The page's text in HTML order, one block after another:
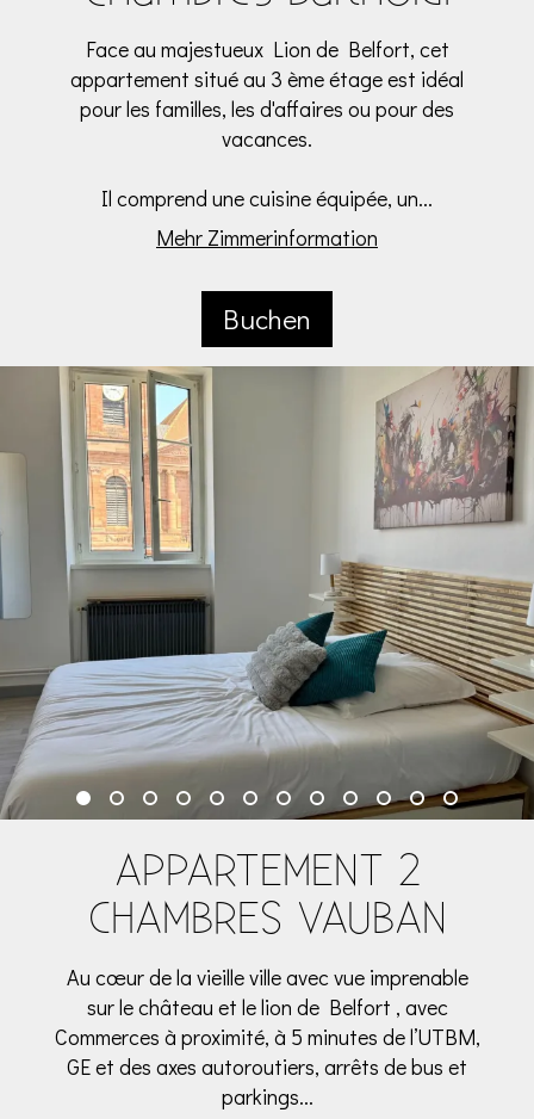
Face au majestueux Lion de Belfort, cet
appartement situé au 3 ème étage est idéal
pour les familles, les d'affaires ou pour des
vacances.
Il comprend une cuisine équipée, un...
Mehr Zimmerinformation
Buchen
APPARTEMENT 2
CHAMBRES VAUBAN
Au cœur de la vieille ville avec vue imprenable
sur le château et le lion de Belfort , avec
Commerces à proximité, à 5 minutes de l’UTBM,
GE et des axes autoroutiers, arrêts de bus et
parkings...